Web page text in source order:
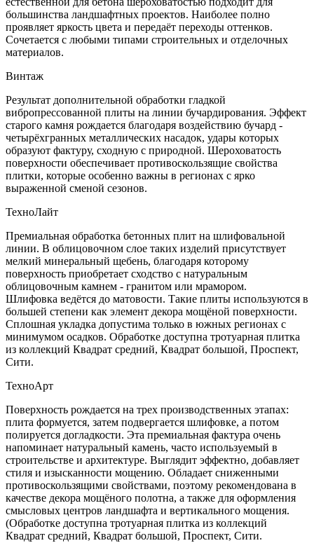
большинства ландшафтных проектов. Наиболее полно
проявляет яркость цвета и передаёт переходы оттенков.
Сочетается с любыми типами строительных и отделочных
материалов.
Винтаж
Результат дополнительной обработки гладкой
вибропрессованной плиты на линии бучардирования. Эффект
старого камня рождается благодаря воздействию бучард -
четырёхгранных металлических насадок, удары которых
образуют фактуру, сходную с природной. Шероховатость
поверхности обеспечивает противоскользящие свойства
плитки, которые особенно важны в регионах с ярко
выраженной сменой сезонов.
ТехноЛайт
Премиальная обработка бетонных плит на шлифовальной
линии. В облицовочном слое таких изделий присутствует
мелкий минеральный щебень, благодаря которому
поверхность приобретает сходство с натуральным
облицовочным камнем - гранитом или мрамором.
Шлифовка ведётся до матовости. Такие плиты используются в
большей степени как элемент декора мощёной поверхности.
Сплошная укладка допустима только в южных регионах с
минимумом осадков. Обработке доступна тротуарная плитка
из коллекций Квадрат средний, Квадрат большой, Проспект,
Сити.
ТехноАрт
Поверхность рождается на трех производственных этапах:
плита формуется, затем подвергается шлифовке, а потом
полируется догладкости. Эта премиальная фактура очень
напоминает натуральный камень, часто используемый в
строительстве и архитектуре. Выглядит эффектно, добавляет
стиля и изысканности мощению. Обладает сниженными
противоскользящими свойствами, поэтому рекомендована в
качестве декора мощёного полотна, а также для оформления
смысловых центров ландшафта и вертикального мощения.
(Обработке доступна тротуарная плитка из коллекций
Квадрат средний, Квадрат большой, Проспект, Сити.